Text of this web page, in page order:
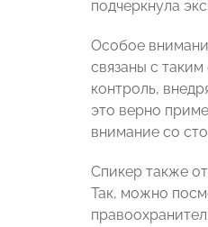
подчеркнула
Особое
связаны с
контроль,
это верно
внимание со
Спикер также
Так, можно